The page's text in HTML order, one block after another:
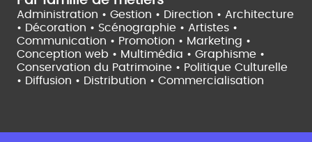
Administration • Gestion • Direction • Architecture
• Décoration • Scénographie • Artistes •
Communication • Promotion • Marketing •
Conception web • Multimédia • Graphisme •
Conservation du Patrimoine • Politique Culturelle
• Diffusion • Distribution • Commercialisation